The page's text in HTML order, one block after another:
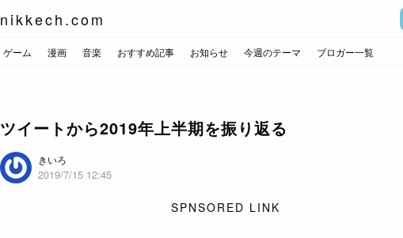
nikkech.com
ゲーム 漫画 音楽 おすすめ記事 お知らせ 今週のテーマ ブロガー一覧
ツイートから2019年上半期を振り返る
きいろ
2019/7/15 12:45
SPNSORED LINK